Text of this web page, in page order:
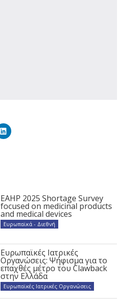
EAHP 2025 Shortage Survey
focused on medicinal products
and medical devices
Ευρωπαϊκά - Διεθνή
Ευρωπαϊκές Ιατρικές
Οργανώσεις: Ψήφισμα για το
επαχθές μέτρο του Clawback
στην Ελλάδα
Ευρωπαϊκές Ιατρικές Οργανώσεις